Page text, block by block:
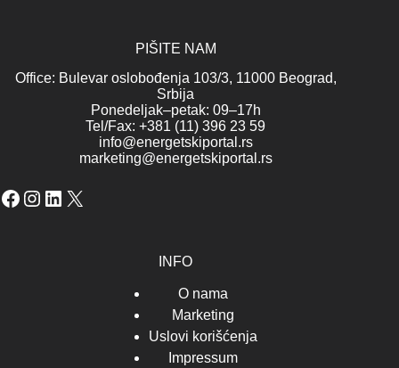
PIŠITE NAM
Office: Bulevar oslobođenja 103/3, 11000 Beograd,
Srbija
Ponedeljak–petak: 09–17h
Tel/Fax: +381 (11) 396 23 59
info@energetskiportal.rs
marketing@energetskiportal.rs
Facebook
Instagram
LinkedIn
X
INFO
O nama
Marketing
Uslovi korišćenja
Impressum